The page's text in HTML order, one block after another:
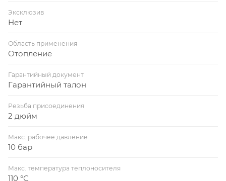
Эксклюзив
Нет
Область применения
Отопление
Гарантийный документ
Гарантийный талон
Резьба присоединения
2 дюйм
Макс. рабочее давление
10 бар
Макс. температура теплоносителя
110 °С